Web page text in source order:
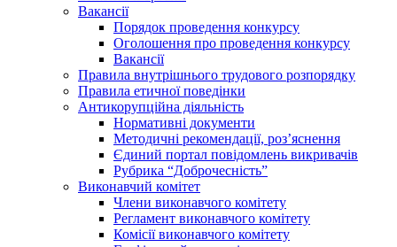
Вакансії
Порядок проведення конкурсу
Оголошення про проведення конкурсу
Вакансії
Правила внутрішнього трудового розпорядку
Правила етичної поведінки
Антикорупційна діяльність
Нормативні документи
Методичні рекомендації, роз’яснення
Єдиний портал повідомлень викривачів
Рубрика “Доброчесність”
Виконавчий комітет
Члени виконавчого комітету
Регламент виконавчого комітету
Комісії виконавчого комітету